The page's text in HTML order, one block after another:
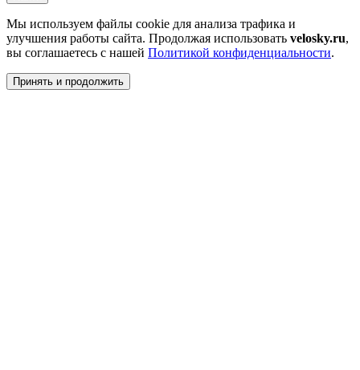
Мы используем файлы cookie для анализа трафика и
улучшения работы сайта. Продолжая использовать velosky.ru,
вы соглашаетесь с нашей Политикой конфиденциальности.
Принять и продолжить